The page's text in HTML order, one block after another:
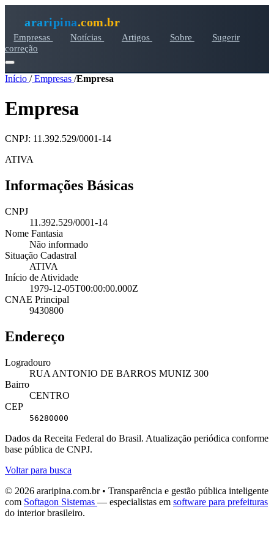
araripina.com.br
Empresas Notícias Artigos Sobre
Sugerir
correção
Início /Empresas /Empresa
Empresa
CNPJ: 11.392.529/0001-14
ATIVA
Informações Básicas
CNPJ
11.392.529/0001-14
Nome Fantasia
Não informado
Situação Cadastral
ATIVA
Início de Atividade
1979-12-05T00:00:00.000Z
CNAE Principal
9430800
Endereço
Logradouro
RUA ANTONIO DE BARROS MUNIZ 300
Bairro
CENTRO
CEP
56280000
Dados da Receita Federal do Brasil. Atualização periódica conforme
base pública de CNPJ.
Voltar para busca
© 2026 araripina.com.br • Transparência e gestão pública inteligente
com Softagon Sistemas — especialistas em software para prefeituras
do interior brasileiro.